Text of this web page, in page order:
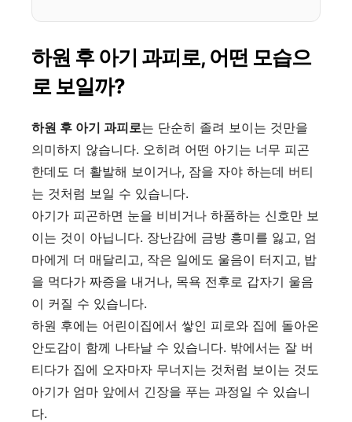
하원 후 아기 과피로, 어떤 모습으
로 보일까?
하원 후 아기 과피로는 단순히 졸려 보이는 것만을
의미하지 않습니다. 오히려 어떤 아기는 너무 피곤
한데도 더 활발해 보이거나, 잠을 자야 하는데 버티
는 것처럼 보일 수 있습니다.
아기가 피곤하면 눈을 비비거나 하품하는 신호만 보
이는 것이 아닙니다. 장난감에 금방 흥미를 잃고, 엄
마에게 더 매달리고, 작은 일에도 울음이 터지고, 밥
을 먹다가 짜증을 내거나, 목욕 전후로 갑자기 울음
이 커질 수 있습니다.
하원 후에는 어린이집에서 쌓인 피로와 집에 돌아온
안도감이 함께 나타날 수 있습니다. 밖에서는 잘 버
티다가 집에 오자마자 무너지는 것처럼 보이는 것도
아기가 엄마 앞에서 긴장을 푸는 과정일 수 있습니
다.